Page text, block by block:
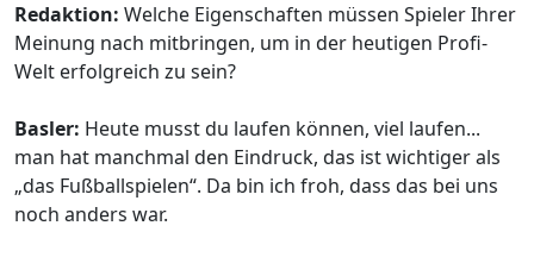
Redaktion: Welche Eigenschaften müssen Spieler Ihrer
Meinung nach mitbringen, um in der heutigen Profi-
Welt erfolgreich zu sein?
Basler: Heute musst du laufen können, viel laufen...
man hat manchmal den Eindruck, das ist wichtiger als
„das Fußballspielen“. Da bin ich froh, dass das bei uns
noch anders war.